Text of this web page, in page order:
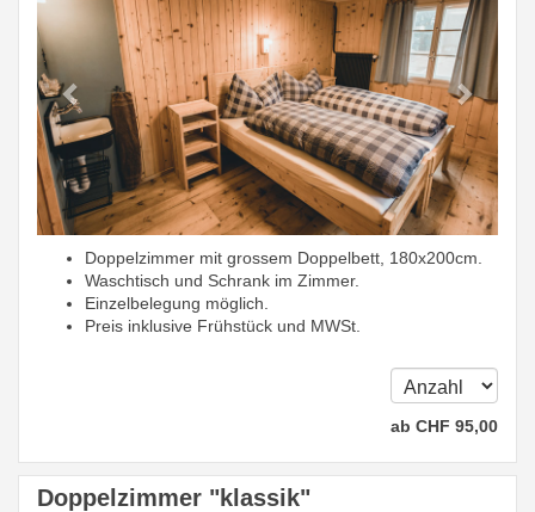
Doppelzimmer mit grossem Doppelbett, 180x200cm.
Waschtisch und Schrank im Zimmer.
Einzelbelegung möglich.
Preis inklusive Frühstück und MWSt.
ab CHF 95,00
Doppelzimmer "klassik"